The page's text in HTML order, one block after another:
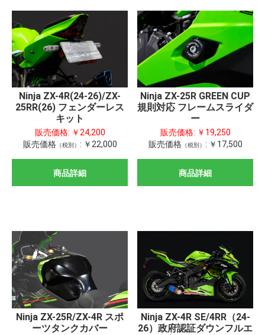
Ninja ZX-4R(24-26)/ZX-
25RR(26) フェンダーレス
キット
販売価格: ￥24,200
販売価格（税別） : ￥22,000
商品詳細
Ninja ZX-25R GREEN CUP
規則対応 フレームスライダ
ー
販売価格: ￥19,250
販売価格（税別） : ￥17,500
商品詳細
Ninja ZX-25R/ZX-4R スポ
ーツタンクカバー
Ninja ZX-4R SE/4RR（24-
26）政府認証ダウンフルエ